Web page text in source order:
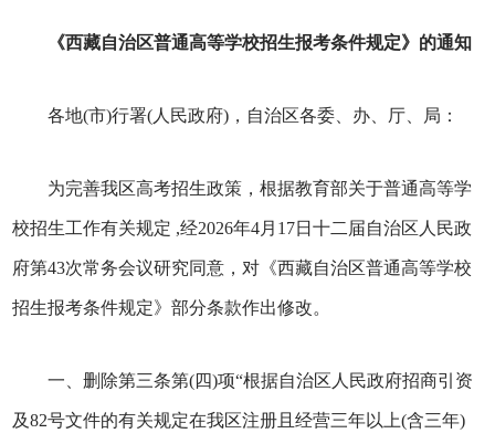
《西藏自治区普通高等学校招生报考条件规定》的通知
各地(市)行署(人民政府)，自治区各委、办、厅、局：
为完善我区高考招生政策，根据教育部关于普通高等学
校招生工作有关规定 ,经2026年4月17日十二届自治区人民政
府第43次常务会议研究同意，对《西藏自治区普通高等学校
招生报考条件规定》部分条款作出修改。
一、删除第三条第(四)项“根据自治区人民政府招商引资
及82号文件的有关规定在我区注册且经营三年以上(含三年)